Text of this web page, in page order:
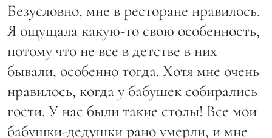
Безусловно, мне в ресторане нравилось.
Я ощущала какую-то свою особенность,
потому что не все в детстве в них
бывали, особенно тогда. Хотя мне очень
нравилось, когда у бабушек собирались
гости. У нас были такие столы! Все мои
бабушки-дедушки рано умерли, и мне